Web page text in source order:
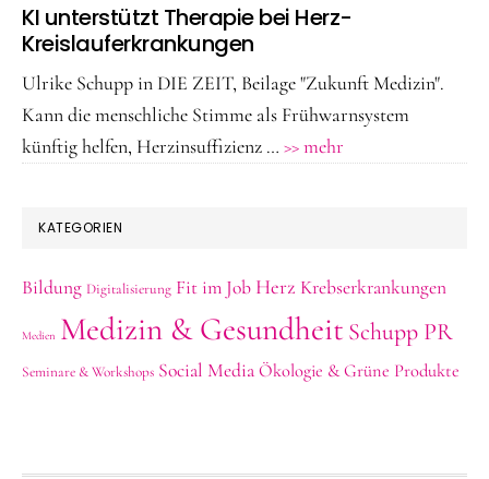
KI unterstützt Therapie bei Herz-
Kreislauferkrankungen
Ulrike Schupp in DIE ZEIT, Beilage "Zukunft Medizin".
Kann die menschliche Stimme als Frühwarnsystem
künftig helfen, Herzinsuffizienz … >> mehr
KATEGORIEN
Bildung Digitalisierung Fit im Job Herz Krebserkrankungen
Medien Medizin & Gesundheit Schupp PR
Seminare & Workshops Social Media Ökologie & Grüne Produkte